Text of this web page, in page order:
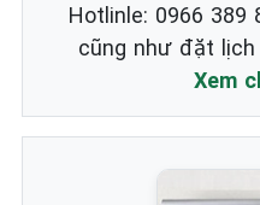
Hotlinle: 0966
cũng như đặt
Xem